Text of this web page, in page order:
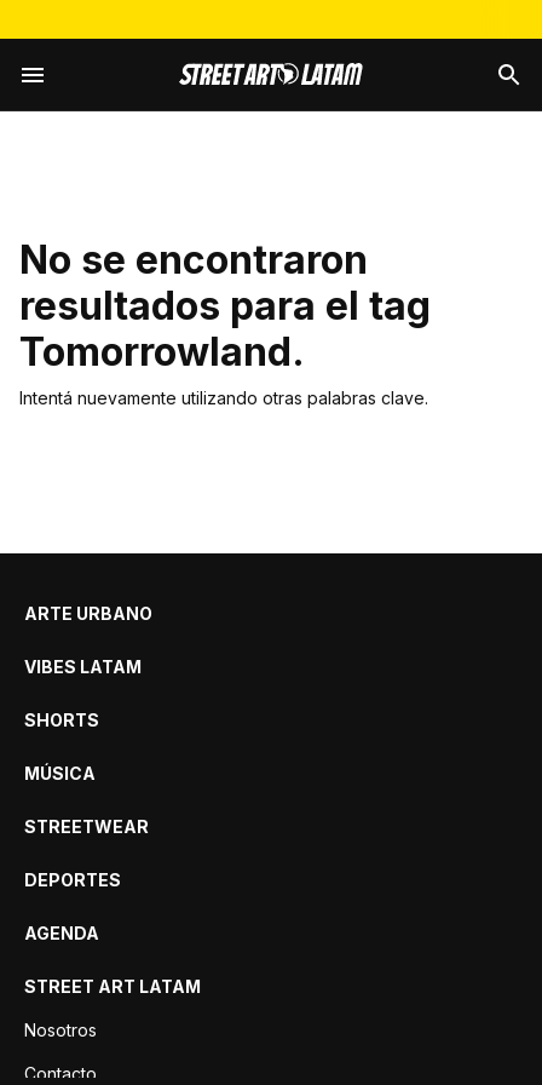
No se encontraron
resultados para el tag
Tomorrowland.
Intentá nuevamente utilizando otras palabras clave.
ARTE URBANO
VIBES LATAM
SHORTS
MÚSICA
STREETWEAR
DEPORTES
AGENDA
STREET ART LATAM
Nosotros
Contacto